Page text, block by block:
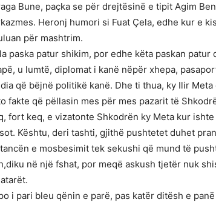
Bune, paçka se për drejtësinë e tipit Agim
Heronj humori si Fuat Çela, edhe kur e
për mashtrim.
paska patur shikim, por edhe këta paskan
u lumtë, diplomat i kanë nëpër xhepa,
që bëjnë politikë kanë. Dhe ti thua, ky Ilir
fakte që pëllasin mes për mes pazarit të
fort keq, e vizatonte Shkodrën ky Meta kur
Kështu, deri tashti, gjithë pushtetet duhet
e mosbesimit tek sekushi që mund të
në një fshat, por meqë askush tjetër nuk
i pari bleu qënin e parë, pas katër ditësh e